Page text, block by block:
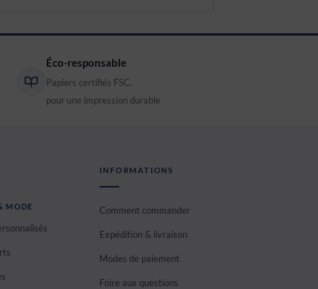
Éco-responsable
Papiers certifiés FSC,
pour une impression durable
MODE
INFORMATIONS
Comment commander
Expédition & livraison
Modes de paiement
Foire aux questions